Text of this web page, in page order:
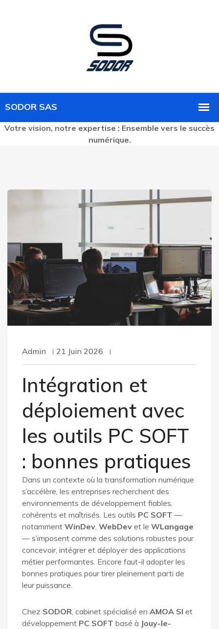
Votre vision, notre expertise : Ensemble vers le succès
numérique.
Admin 21 Juin 2026
Intégration et
déploiement avec
les outils PC SOFT
: bonnes pratiques
Dans un contexte où la transformation numérique
s’accélère, les entreprises recherchent des
environnements de développement fiables,
cohérents et maîtrisés. Les outils PC SOFT —
notamment WinDev WebDev et le WLangage
— s’imposent comme des solutions robustes pour
concevoir, intégrer et déployer des applications
métier performantes. Encore faut-il adopter les
bonnes pratiques pour tirer pleinement parti de
leur puissance.
Chez SODOR , cabinet spécialisé en AMOA SI et
développement PC SOFT basé à Jouy-le-